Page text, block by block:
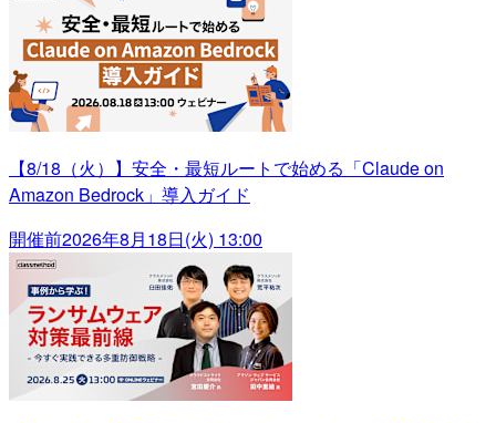
【8/18（火）】安全・最短ルートで始める「Claude on
Amazon Bedrock」導入ガイド
開催前2026年8月18日(火) 13:00